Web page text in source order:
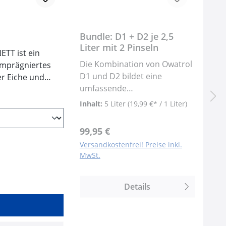
ist ein
Bundle: D1 + D2 je 2,5
Liter mit 2 Pinseln
Die Kombination von Owatrol
D1 und D2 bildet eine
umfassende
Holzschutzlösung, die die
Owatrol D1 das Holz
tiefgehend vor Feuchtigkeit
und Schädlingen schützt,
natürliche Schönheit des
Inhalt: 5 Liter (19,99 €* / 1 Liter)
Regulärer Preis:
99,95 €
Versandkostenfrei! Preise inkl.
MwSt.
Details